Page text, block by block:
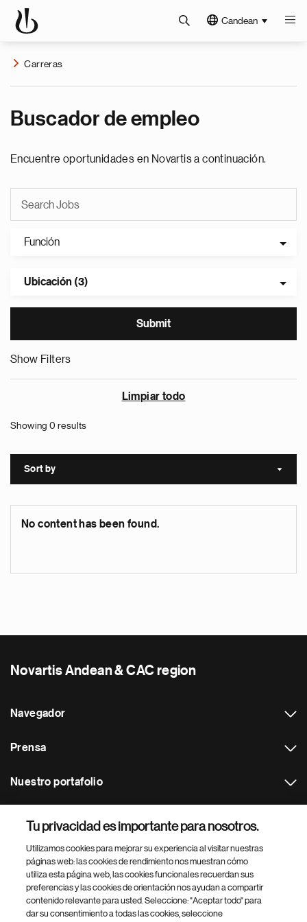
Candean
Carreras
Buscador de empleo
Encuentre oportunidades en Novartis a continuación.
Función
Ubicación (3)
Show Filters
Limpiar todo
Showing 0 results
Sort by Sort
No content has been found.
Novartis Andean & CAC region
Navegador
Prensa
Nuestro portafolio
Footer Site Search
Tu privacidad es importante para nosotros.
Utilizamos cookies para mejorar su experiencia al visitar nuestras
páginas web: las cookies de rendimiento nos muestran cómo
utiliza esta página web, las cookies funcionales recuerdan sus
preferencias y las cookies de orientación nos ayudan a compartir
contenido relevante para usted. Seleccione: "Aceptar todo" para
dar su consentimiento a todas las cookies, seleccione